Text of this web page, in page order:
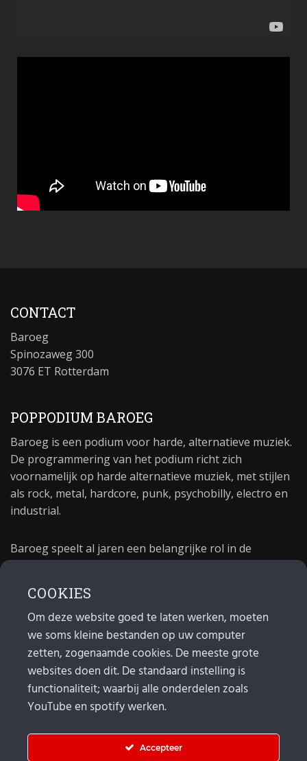
CONTACT
Baroeg
Spinozaweg 300
3076 ET Rotterdam
POPPODIUM BAROEG
Baroeg is een podium voor harde, alternatieve muziek.
De programmering van het podium richt zich
voornamelijk op harde alternatieve muziek, met stijlen
als rock, metal, hardcore, punk, psychobilly, electro en
industrial.
Baroeg speelt al jaren een belangrijke rol in de
poppodium 40 jaar.
MAIL
Algemeen: info@baroeg.nl
Bands & boeking: leon@baroeg.nl
Promotie & publiciteit: francis@baroeg.nl
COOKIES
Om deze website goed te laten werken, moeten
we soms kleine bestanden op uw computer
zetten, zogenaamde cookies. De meeste grote
websites doen dit. De standaard instelling is
functionaliteit; waarbij alle onderdelen zoals
YouTube en spotify werken.
Accepteer